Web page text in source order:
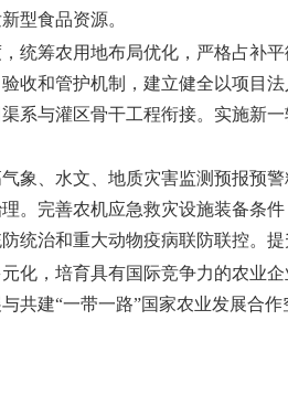
型食品资源。
统筹农用地布局优化，严格占补
收和管护机制，建立健全以项目
系与灌区骨干工程衔接。实施新
象、水文、地质灾害监测预报预
。完善农机应急救灾设施装备条
统治和重大动物疫病联防联控。提
化，培育具有国际竞争力的农业
共建“一带一路”国家农业发展合